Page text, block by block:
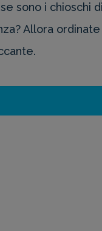
sono i chioschi
Allora ordinate